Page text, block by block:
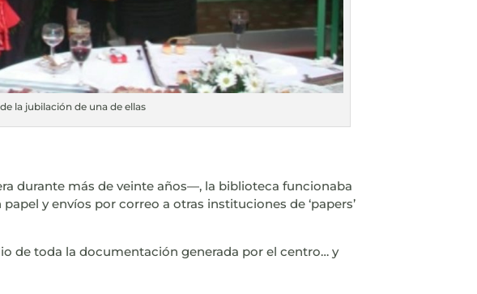
la jubilación de una de ellas
durante más de veinte años—, la biblioteca funcionaba
y envíos por correo a otras instituciones de ‘papers’
de toda la documentación generada por el centro… y